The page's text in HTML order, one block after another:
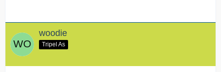
woodie
Tripel As